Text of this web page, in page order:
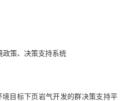
政策、决策支持系统
目标下页岩气开发的群决策支持平